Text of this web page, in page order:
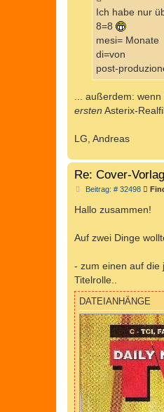
Ich habe nur
8=8
mesi= Monate
di=von
post-
... außerdem: wenn
ersten Asterix-
LG, Andreas
Re: Cover-
Beitrag: # 32498B
i
a
Hallo zusammen!
Auf zwei Dinge
- zum einen auf die
Titelrolle..
DATEIANHÄNGE